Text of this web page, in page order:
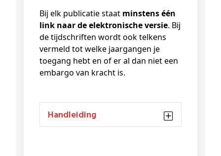
Bij elk publicatie staat minstens één
link naar de elektronische versie. Bij
de tijdschriften wordt ook telkens
vermeld tot welke jaargangen je
toegang hebt en of er al dan niet een
embargo van kracht is.
Handleiding